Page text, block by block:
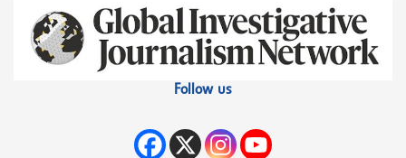
Follow us